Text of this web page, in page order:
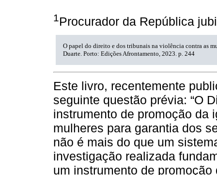
1Procurador da República
O papel do direito e dos tribunais na violência contra as
Duarte. Porto: Edições Afrontamento, 2023. p. 244
Este livro, recentemente
seguinte questão prévia: “O
instrumento de promoção da
mulheres para garantia dos
não é mais do que um
investigação realizada
um instrumento de